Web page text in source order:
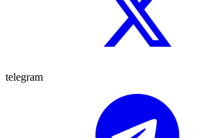
telegram